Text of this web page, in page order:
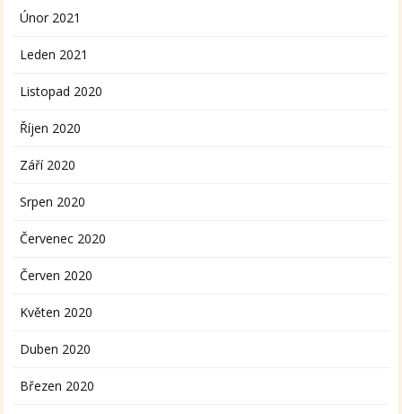
Únor 2021
Leden 2021
Listopad 2020
Říjen 2020
Září 2020
Srpen 2020
Červenec 2020
Červen 2020
Květen 2020
Duben 2020
Březen 2020